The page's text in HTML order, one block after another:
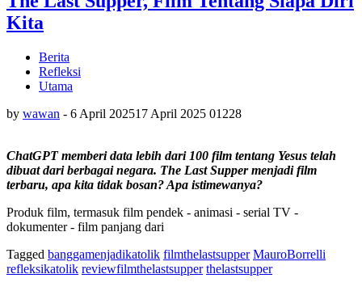
Kita
Berita
Refleksi
Utama
by wawan - 6 April 202517 April 2025 01228
ChatGPT memberi data lebih dari 100 film tentang Yesus telah
dibuat dari berbagai negara. The Last Supper menjadi film
terbaru, apa kita tidak bosan? Apa istimewanya?
Produk film, termasuk film pendek - animasi - serial TV -
dokumenter - film panjang dari
Tagged banggamenjadikatolik filmthelastsupper MauroBorrelli
refleksikatolik reviewfilmthelastsupper thelastsupper